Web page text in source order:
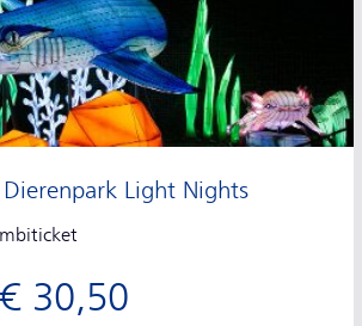
Light Nights
€ 30,50